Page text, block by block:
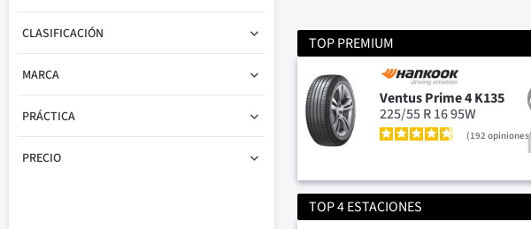
TOP PREMIUM
Ventus Prime 4 K135
225/55 R 16 95W
192opiniones
TOP 4 ESTACIONES
CLASIFICACIÓN
MARCA
PRÁCTICA
PRECIO